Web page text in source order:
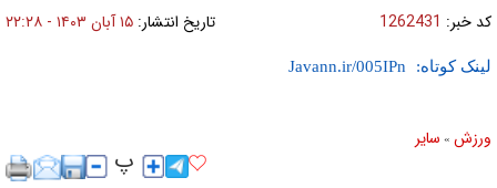
کد خبر: 1262431 تاریخ انتشار: ۱۵ آبان ۱۴۰۳ - ۲۲:۲۸
لینک کوتاه:
ورزش » ساير